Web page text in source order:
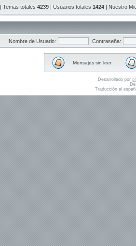
| Temas totales 4239 | Usuarios totales 1424 | Nuestro
Nombre de Usuario: Contraseña:
Mensajes sin leer
Desarrollado por
Traducción al